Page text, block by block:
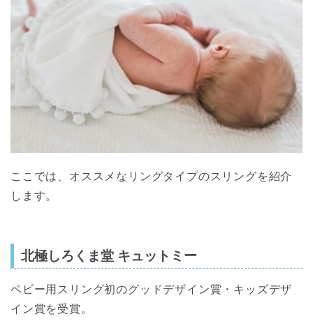
ここでは、オススメなリングタイプのスリングを紹介
します。
北極しろくま堂 キュットミー
ベビー用スリング初のグッドデザイン賞・キッズデザ
イン賞を受賞。